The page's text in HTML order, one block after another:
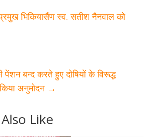
भिकियासैंण स्व. सतीश नैनवाल को
पेंशन बन्द करते हुए दोषियों के विरूद्ध
अनुमोदन →
Like